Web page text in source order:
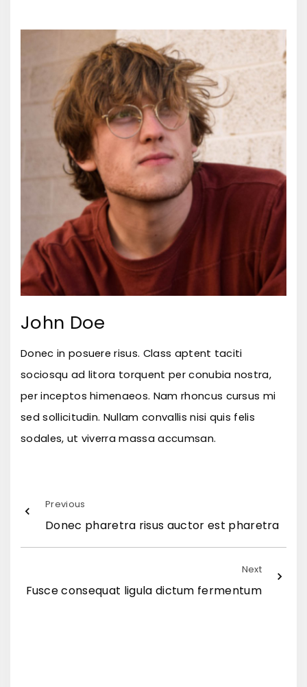
John Doe
Donec in posuere risus. Class aptent taciti
sociosqu ad litora torquent per conubia nostra,
per inceptos himenaeos. Nam rhoncus cursus mi
sed sollicitudin. Nullam convallis nisi quis felis
sodales, ut viverra massa accumsan.
Previous
Donec pharetra risus auctor est pharetra
Next
Fusce consequat ligula dictum fermentum